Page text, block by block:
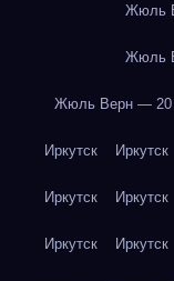
Жюль
Жюль
Жюль Верн — 20
Иркутск Иркутск
Иркутск Иркутск
Иркутск Иркутск